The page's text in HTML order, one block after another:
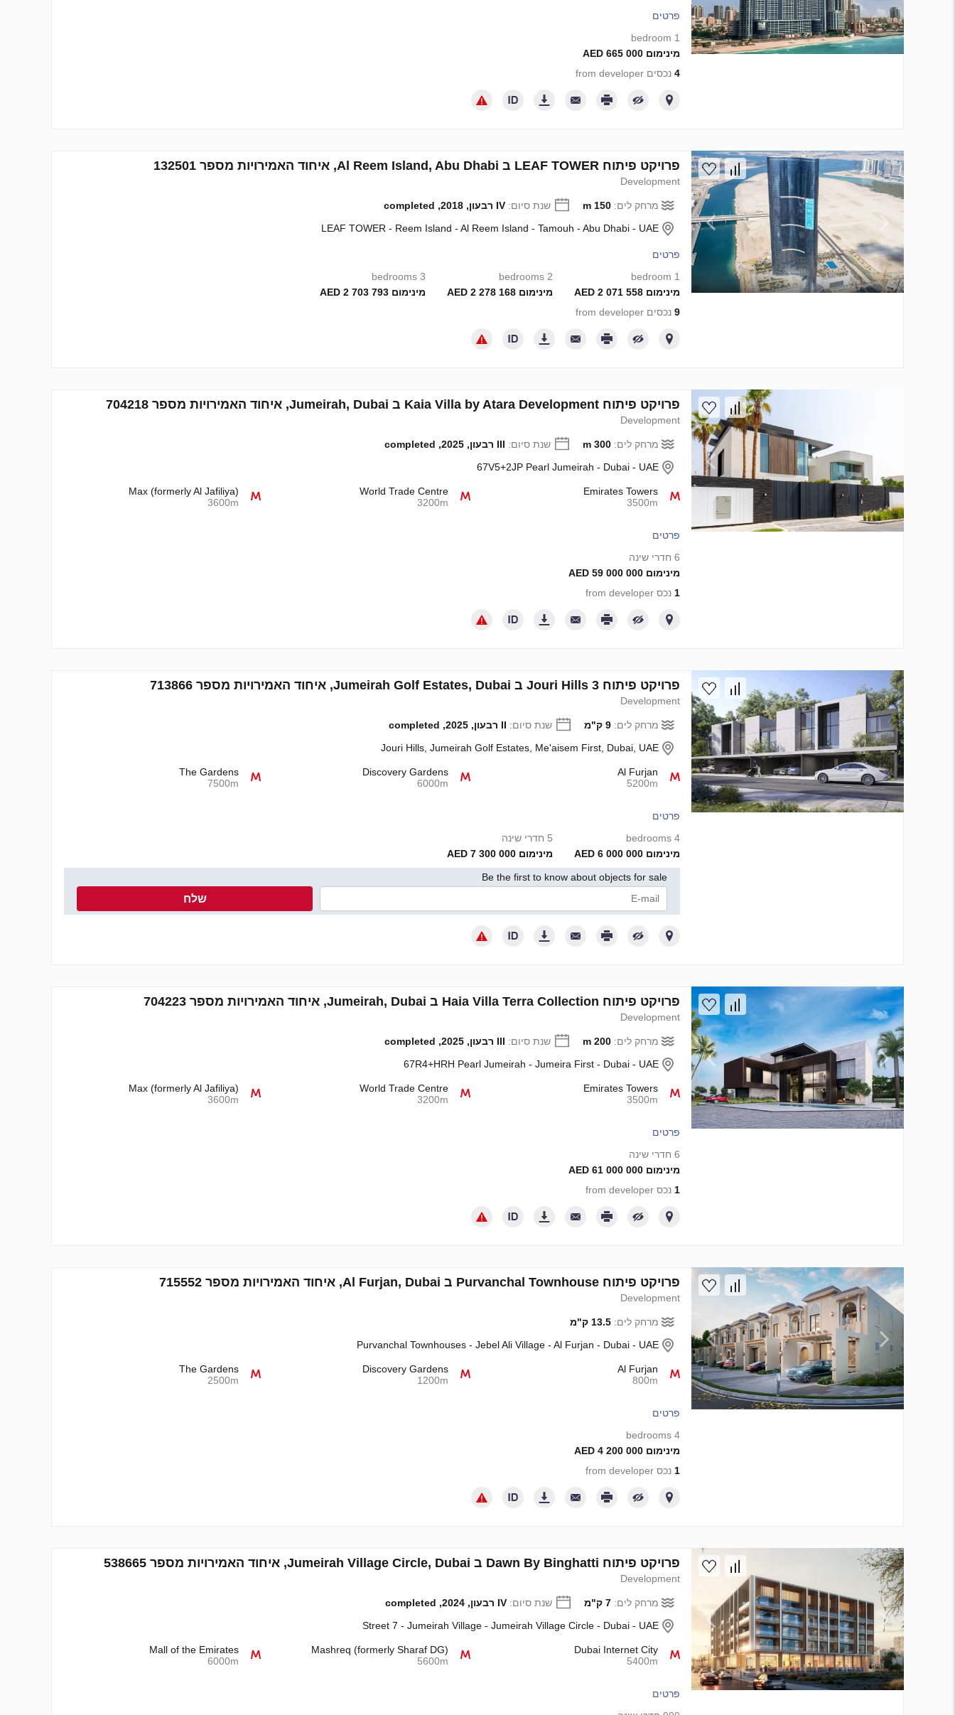
פרטים
1 bedroom
מינימום 665 000 AED
4 נכסים from developer
פרויקט פיתוח LEAF TOWER ב Al Reem Island, Abu Dhabi, איחוד האמירויות מספר 132501
Development
מרחק לים:150 m שנת סיום:IV רבעון, 2018, completed
LEAF TOWER - Reem Island - Al Reem Island - Tamouh - Abu Dhabi - UAE
פרטים
1 bedroom
מינימום 2 071 558 AED
2 bedrooms
מינימום 2 278 168 AED
3 bedrooms
מינימום 2 703 793 AED
9 נכסים from developer
פרויקט פיתוח Kaia Villa by Atara Development ב Jumeirah, Dubai, איחוד האמירויות מספר 704218
Development
מרחק לים:300 m שנת סיום: III רבעון, 2025, completed
67V5+2JP Pearl Jumeirah - Dubai - UAE
Emirates Towers
3500m
World Trade Centre
3200m
Max (formerly Al Jafiliya)
3600m
פרטים
6 חדרי שינה
מינימום 59 000 000 AED
1 נכס from developer
פרויקט פיתוח Jouri Hills 3 ב Jumeirah Golf Estates, Dubai, איחוד האמירויות מספר 713866
Development
מרחק לים:9 ק"מ שנת סיום: II רבעון, 2025, completed
Jouri Hills, Jumeirah Golf Estates, Me'aisem First, Dubai, UAE
Al Furjan
5200m
Discovery Gardens
6000m
The Gardens
7500m
פרטים
4 bedrooms
מינימום 6 000 000 AED
5 חדרי שינה
מינימום 7 300 000 AED
Be the first to know about objects for sale
שלח
פרויקט פיתוח Haia Villa Terra Collection ב Jumeirah, Dubai, איחוד האמירויות מספר 704223
Development
מרחק לים:200 m שנת סיום: III רבעון, 2025, completed
67R4+HRH Pearl Jumeirah - Jumeira First - Dubai - UAE
Emirates Towers
3500m
World Trade Centre
3200m
Max (formerly Al Jafiliya)
3600m
פרטים
6 חדרי שינה
מינימום 61 000 000 AED
1 נכס from developer
פרויקט פיתוח Purvanchal Townhouse ב Al Furjan, Dubai, איחוד האמירויות מספר 715552
Development
מרחק לים:13.5 ק"מ
Purvanchal Townhouses - Jebel Ali Village - Al Furjan - Dubai - UAE
Al Furjan
800m
Discovery Gardens
1200m
The Gardens
2500m
פרטים
4 bedrooms
מינימום 4 200 000 AED
1 נכס from developer
פרויקט פיתוח Dawn By Binghatti ב Jumeirah Village Circle, Dubai, איחוד האמירויות מספר 538665
Development
מרחק לים:7 ק"מ שנת סיום:IV רבעון, 2024, completed
Street 7 - Jumeirah Village - Jumeirah Village Circle - Dubai - UAE
Dubai Internet City
5400m
Mashreq (formerly Sharaf DG)
5600m
Mall of the Emirates
6000m
פרטים